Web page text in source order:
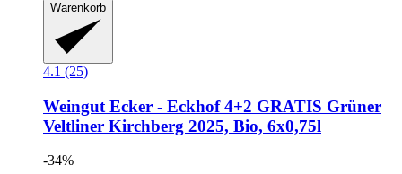
Warenkorb
4.1 (25)
Weingut Ecker - Eckhof4+2 GRATIS Grüner
Veltliner Kirchberg 2025, Bio, 6x0,75l
-34%